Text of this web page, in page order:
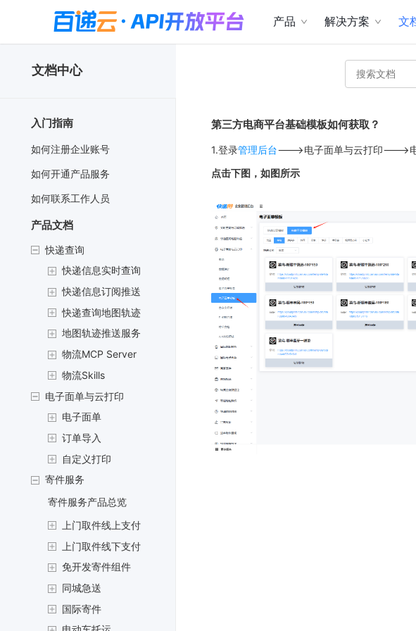
产品 解决方案 文
文档中心
入门指南
如何注册企业账号
如何开通产品服务
如何联系工作人员
产品文档
快递查询
快递信息实时查询
快递信息订阅推送
快递查询地图轨迹
地图轨迹推送服务
物流MCP Server
物流Skills
电子面单与云打印
电子面单
订单导入
自定义打印
寄件服务
寄件服务产品总览
上门取件线上支付
上门取件线下支付
免开发寄件组件
同城急送
国际寄件
第三方电商平台基础模板如何获取？
1.登录管理后台--->电子面单与云打印--->
点击下图，如图所示